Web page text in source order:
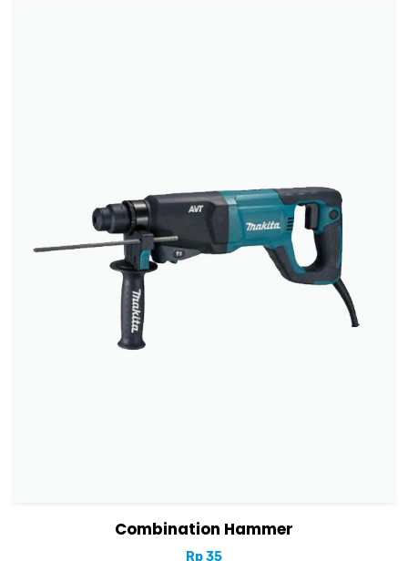
View Details
Combination Hammer
Rp35